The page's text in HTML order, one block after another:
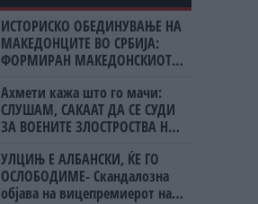
ИСТОРИСКО ОБЕДИНУВАЊЕ НА
МАКЕДОНЦИТЕ ВО СРБИЈА:
ФОРМИРАН МАКЕДОНСКИОТ
Ахмети кажа што го мачи:
СЛУШАМ, САКААТ ДА СЕ СУДИ
ЗА ВОЕНИТЕ ЗЛОСТРОСТВА НА
УЛЦИЊ Е АЛБАНСКИ, ЌЕ ГО
ОСЛОБОДИМЕ- Скандалозна
објава на вицепремиерот на